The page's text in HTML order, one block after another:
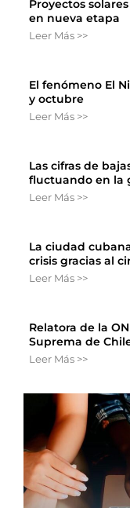
Proyectos
en nueva etapa
Leer Más >>
El fenómeno El
y octubre
Leer Más >>
Las cifras de
fluctuando en la
Leer Más >>
La ciudad
crisis gracias al
Leer Más >>
Relatora de la
Suprema de
Leer Más >>